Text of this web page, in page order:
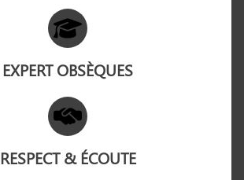
EXPERT OBSÈQUES
RESPECT & ÉCOUTE